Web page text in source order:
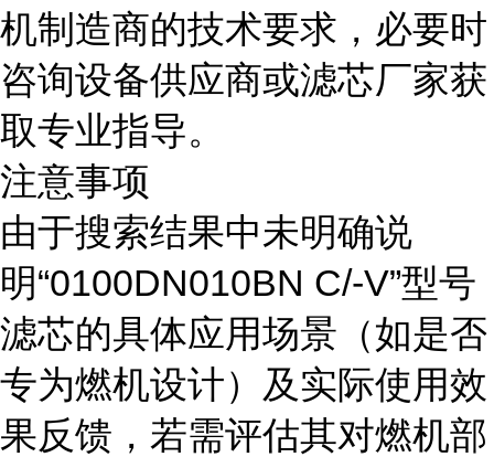
机制造商的技术要求，必要时
咨询设备供应商或滤芯厂家获
取专业指导。
注意事项
由于搜索结果中未明确说
明“0100DN010BN C/-V”型号
滤芯的具体应用场景（如是否
专为燃机设计）及实际使用效
果反馈，若需评估其对燃机部